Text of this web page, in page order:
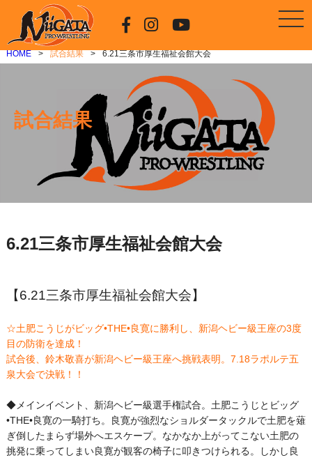
HOME 試合結果 6.21三条市厚生福祉会館大会
試合結果
6.21三条市厚生福祉会館大会
【6.21三条市厚生福祉会館大会】
☆土肥こうじがビッグ•THE•良寛に勝利し、新潟ヘビー級王座の3度
目の防衛を達成！
試合後、鈴木敬喜が新潟ヘビー級王座へ挑戦表明。7.18ラポルテ五
泉大会で決戦！！
◆メインイベント、新潟ヘビー級選手権試合。土肥こうじとビッグ
•THE•良寛の一騎打ち。良寛が強烈なショルダータックルで土肥を薙
ぎ倒したまらず場外へエスケープ。なかなか上がってこない土肥の
挑発に乗ってしまい良寛が観客の椅子に叩きつけられる。しかし良